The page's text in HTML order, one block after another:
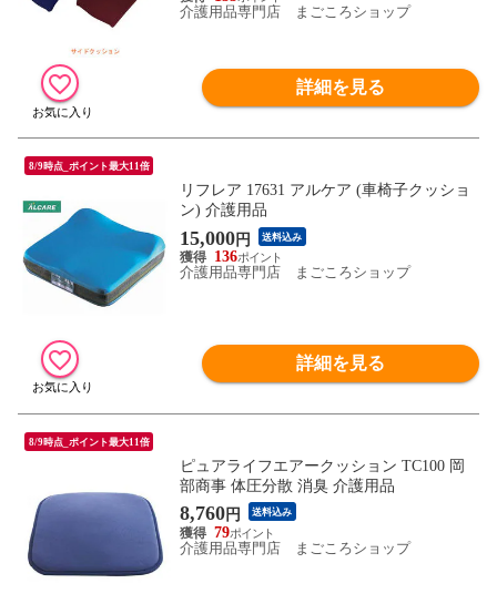
介護用品専門店 まごころショップ
詳細を見る
8/9時点_ポイント最大11倍
リフレア 17631 アルケア (車椅子クッショ
ン) 介護用品
15,000円 送料込み
136
介護用品専門店 まごころショップ
詳細を見る
8/9時点_ポイント最大11倍
ピュアライフエアークッション TC100 岡
部商事 体圧分散 消臭 介護用品
8,760円 送料込み
79
介護用品専門店 まごころショップ